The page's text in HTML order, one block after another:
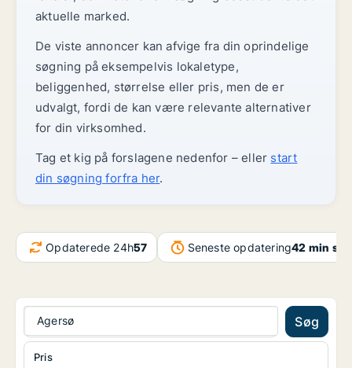
aktuelle marked.
De viste annoncer kan afvige fra din oprindelige
søgning på eksempelvis lokaletype,
beliggenhed, størrelse eller pris, men de er
udvalgt, fordi de kan være relevante alternativer
for din virksomhed.
Tag et kig på forslagene nedenfor – eller start
din søgning forfra her.
Opdaterede 24h57 Seneste opdatering42 min
Agersø Søg
Pris